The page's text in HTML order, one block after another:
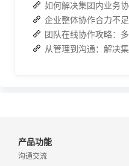
如何解决集团内业务
团队在线协作攻略：
从管理到沟通：解决
产品功能
沟通交流